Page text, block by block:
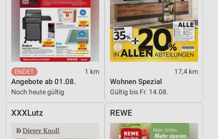
1 km
Angebote ab 01.08.
Noch heute gültig
17,4 km
Wohnen Spezial
Gültig bis Fr. 14.08.
XXXLutz REWE